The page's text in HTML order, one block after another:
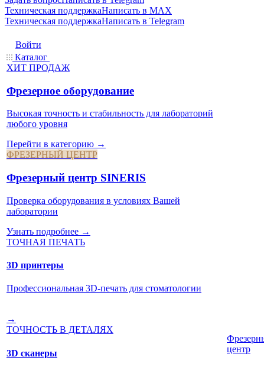
Техническая поддержкаНаписать в MAX
Техническая поддержкаНаписать в Telegram
Войти
Каталог
ХИТ ПРОДАЖ
Фрезерное оборудование
Высокая точность и стабильность для лабораторий
любого уровня
Перейти в категорию →
ФРЕЗЕРНЫЙ ЦЕНТР
Фрезерный центр SINERIS
Проверка оборудования в условиях Вашей
лаборатории
Узнать подробнее →
ТОЧНАЯ ПЕЧАТЬ
3D принтеры
Профессиональная 3D-печать для стоматологии
→
ТОЧНОСТЬ В ДЕТАЛЯХ
3D сканеры
центр